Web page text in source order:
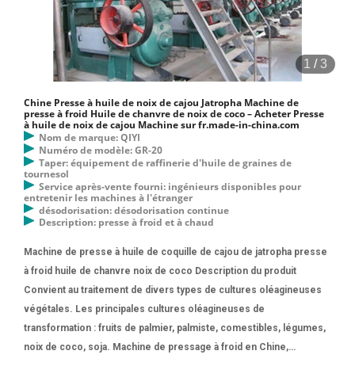
1 /3
Chine Presse à huile de noix de cajou Jatropha Machine de
presse à froid Huile de chanvre de noix de coco – Acheter Presse
à huile de noix de cajou Machine sur fr.made-in-china.com
Nom de marque: QIYI
Numéro de modèle: GR-20
Taper: équipement de raffinerie d'huile de graines de
tournesol
Service après-vente fourni: ingénieurs disponibles pour
entretenir les machines à l'étranger
désodorisation: désodorisation continue
Description: presse à froid et à chaud
Machine de presse à huile de coquille de cajou de jatropha presse
à froid huile de chanvre noix de coco Description du produit
Convient au traitement de divers types de cultures oléagineuses
végétales. Les principales cultures oléagineuses de
transformation : fruits de palmier, palmiste, comestibles, légumes,
noix de coco, soja. Machine de pressage à froid en Chine,